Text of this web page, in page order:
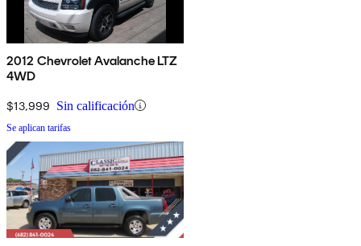
2012 Chevrolet Avalanche LTZ
4WD
$13,999 Sin calificación
Se aplican tarifas